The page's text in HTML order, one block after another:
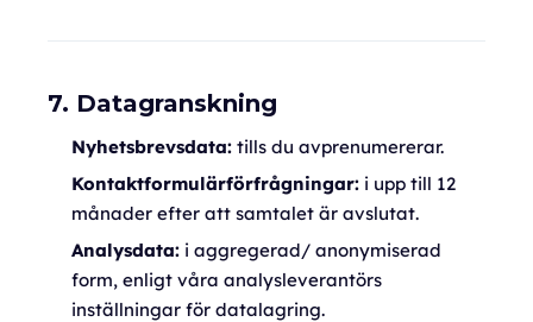
7. Datagranskning
Nyhetsbrevsdata: tills du avprenumererar.
Kontaktformulärförfrågningar: i upp till 12
månader efter att samtalet är avslutat.
Analysdata: i aggregerad/ anonymiserad
form, enligt våra analysleverantörs
inställningar för datalagring.